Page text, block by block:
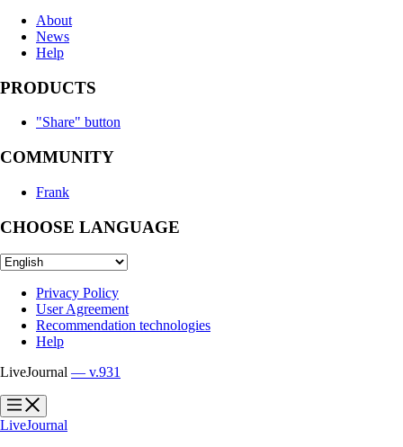
About
News
Help
PRODUCTS
"Share" button
COMMUNITY
Frank
CHOOSE LANGUAGE
Privacy Policy
User Agreement
Recommendation technologies
Help
LiveJournal — v.931
?
?
LiveJournal